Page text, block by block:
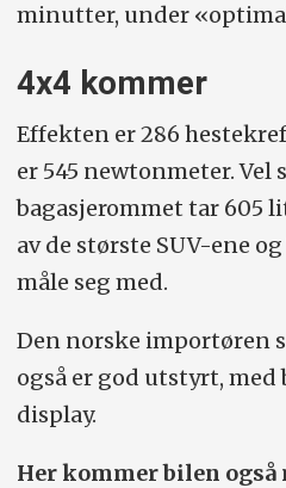
minutter, under
4x4 kommer
Effekten er 286
er 545 newtonmeter.
bagasjerommet tar 605
av de største SUV-ene
måle seg med.
Den norske importøren
også er god utstyrt,
display.
Her kommer bilen også